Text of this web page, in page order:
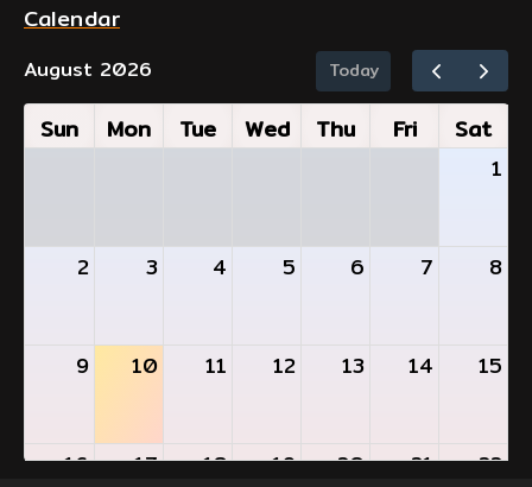
Calendar
August 2026 Today
Sun Mon Tue Wed Thu Fri Sat
1
2 3 4 5 6 7 8
9 10 11 12 13 14 15
16 17 18 19 20 21 22